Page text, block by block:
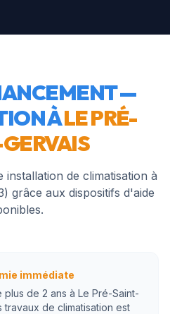
—
ÀLE PRÉ-
installation de climatisation à
) grâce aux dispositifs d'aide
immédiate
de 2 ans à Le Pré-Saint-
travaux de climatisation est